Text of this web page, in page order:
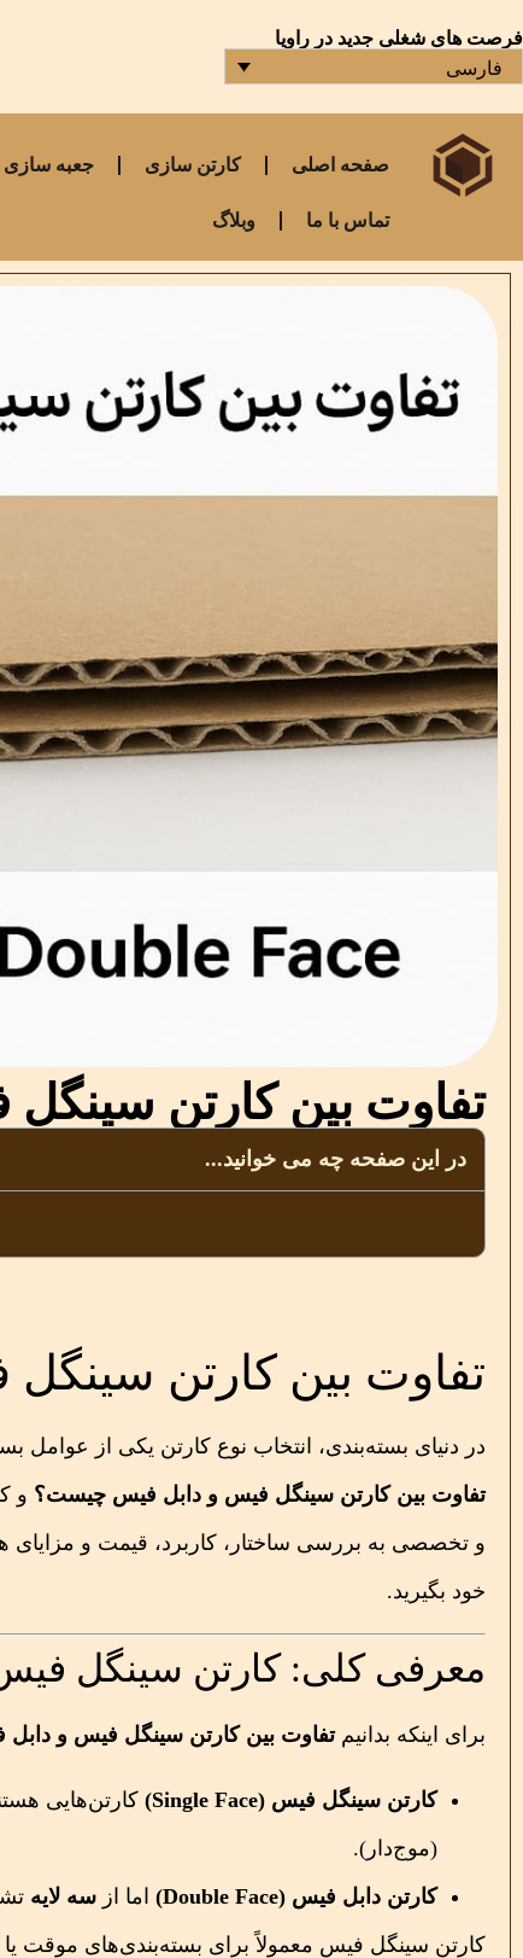
فرصت های شغلی جدید در راویا
فارسی
صفحه اصلی کارتن سازی جعبه سازی
تماس با ما وبلاگ
تفاوت بین کارتن
در این صفحه چه می خوانید...
تفاوت بین کارتن
در دنیای بسته‌بندی، انتخاب نوع کارتن یکی از
تفاوت بین کارتن سینگل فیس و دابل فیس چیست؟ و
و تخصصی به بررسی ساختار، کاربرد، قیمت و مزایای
خود بگیرید.
معرفی کلی: کارتن سینگل
برای اینکه بدانیمتفاوت بین کارتن سینگل فیس و
کارتن سینگل فیس (Single Face) کارتن‌هایی
(موج‌دار).
کارتن دابل فیس (Double Face)
اما از سه لایه
کارتن سینگل فیس معمولاً برای بسته‌بندی‌های موقت